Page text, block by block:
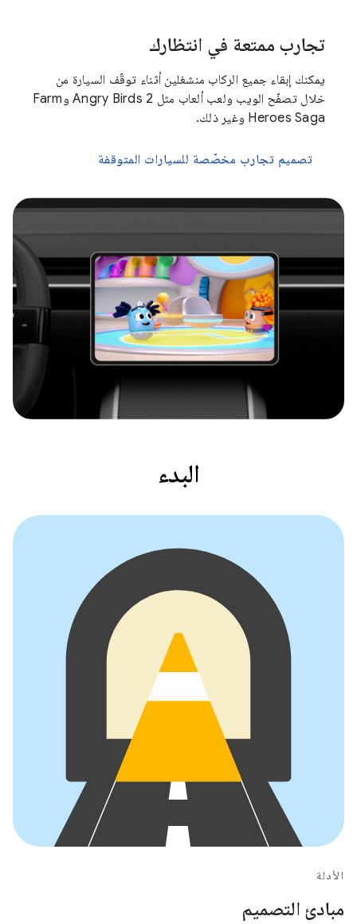
تجارب ممتعة في انتظارك
يمكنك إبقاء جميع الركاب منشغلين أثناء توقّف السيارة من
خلال تصفّح الويب ولعب ألعاب مثل Angry Birds 2 وFarm
Heroes Saga وغير ذلك.
تصميم تجارب مخصّصة للسيارات المتوقفة
البدء
الأدلة
مبادئ التصميم